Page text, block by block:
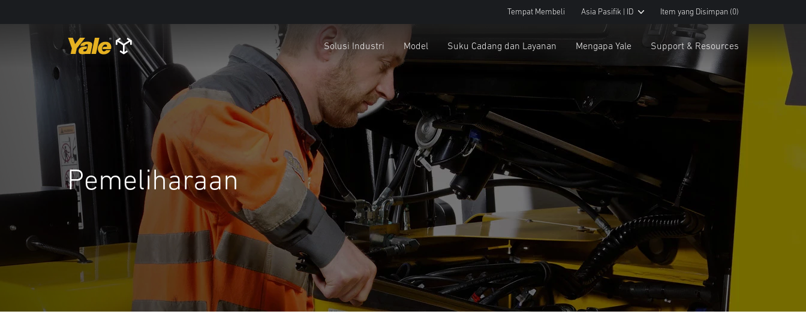
Tempat Membeli Asia Pasifik | ID Item yang Disimpan (0)
Solusi Industri Model Suku Cadang dan Layanan Mengapa Yale Support & Resources
Pemeliharaan